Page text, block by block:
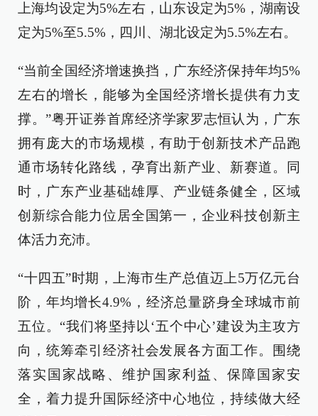
上海均设定为5%左右，山东设定为5%，湖南设
定为5%至5.5%，四川、湖北设定为5.5%左右。
“当前全国经济增速换挡，广东经济保持年均5%
左右的增长，能够为全国经济增长提供有力支
撑。”粤开证券首席经济学家罗志恒认为，广东
拥有庞大的市场规模，有助于创新技术产品跑
通市场转化路线，孕育出新产业、新赛道。同
时，广东产业基础雄厚、产业链条健全，区域
创新综合能力位居全国第一，企业科技创新主
体活力充沛。
“十四五”时期，上海市生产总值迈上5万亿元台
阶，年均增长4.9%，经济总量跻身全球城市前
五位。“我们将坚持以‘五个中心’建设为主攻方
向，统筹牵引经济社会发展各方面工作。围绕
落实国家战略、维护国家利益、保障国家安
全，着力提升国际经济中心地位，持续做大经